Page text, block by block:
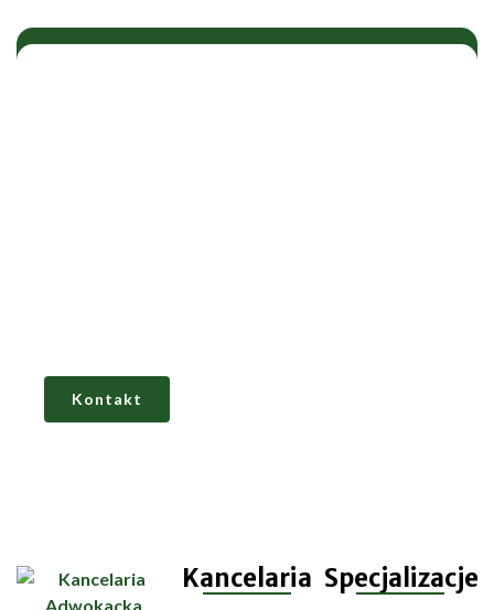
Kontakt
Kancelaria Specjalizacje